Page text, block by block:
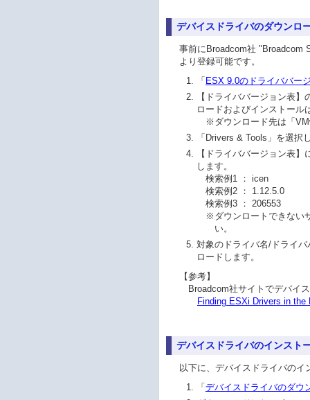
デバイスドライバのダウンロ
事前にBroadcom社 "Broadcom
より登録可能です。
「 ESX 9.0のドライババー
【ドライババージョン表
ロードおよびインストール
※ ダウンロード先は「
「Drivers & Tools」を選択
【ドライババージョン表
します。
検索例1 ： icen
検索例2 ： 1.12.5.0
検索例3 ： 206553
※ ダウンロートできない
い。
対象のドライバ名/ドライ
ロードします。
【参考】
Broadcom社サイトでデバイ
Finding ESXi Drivers in the
デバイスドライバのインスト
以下に、デバイスドライバの
「 デバイスドライバのダウ